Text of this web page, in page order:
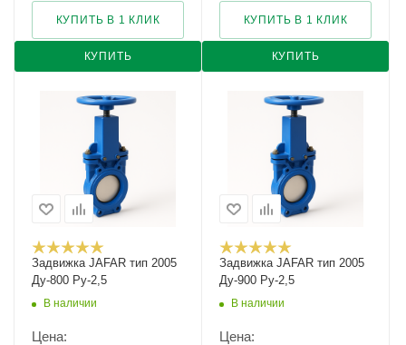
КУПИТЬ
КУПИТЬ В 1 КЛИК
КУПИТЬ
КУПИТЬ В 1 КЛИК
Задвижка JAFAR тип 2005
Ду-800 Ру-2,5
В наличии
Цена:
Задвижка JAFAR тип 2005
Ду-900 Ру-2,5
В наличии
Цена: